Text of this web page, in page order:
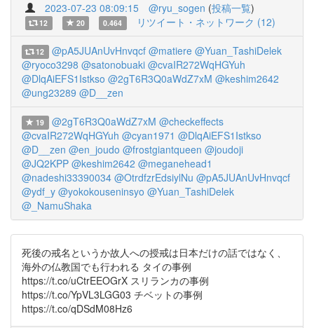
2023-07-23 08:09:15 @ryu_sogen (投稿一覧)
12 20 0.464 リツイート・ネットワーク (12)
12 @pA5JUAnUvHnvqcf @matiere @Yuan_TashiDelek
@ryoco3298 @satonobuaki @cvaIR272WqHGYuh
@DlqAiEFS1Istkso @2gT6R3Q0aWdZ7xM @keshim2642
@ung23289 @D__zen
19 @2gT6R3Q0aWdZ7xM @checkeffects
@cvaIR272WqHGYuh @cyan1971 @DlqAiEFS1Istkso
@D__zen @en_joudo @frostgiantqueen @joudoji
@JQ2KPP @keshim2642 @meganehead1
@nadeshi33390034 @OtrdfzrEdsiylNu @pA5JUAnUvHnvqcf
@ydf_y @yokokouseninsyo @Yuan_TashiDelek
@_NamuShaka
死後の戒名というか故人への授戒は日本だけの話ではなく、
海外の仏教国でも行われる タイの事例
https://t.co/uCtrEEOGrX スリランカの事例
https://t.co/YpVL3LGG03 チベットの事例
https://t.co/qDSdM08Hz6